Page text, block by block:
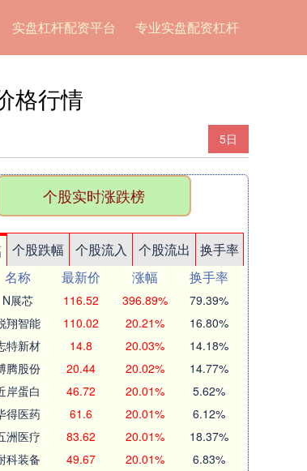
实盘杠杆配资平台 专业实盘配资杠杆
格行情
5日
个股实时涨跌榜
个股跌幅 个股流入 个股流出
换手率
名称 最新价 涨幅
换手率
N展芯 116.52 396.89% 79.39%
翔智能 110.02 20.21% 16.80%
特新材 14.8 20.03% 14.18%
腾股份 20.44 20.02% 14.77%
岸蛋白 46.72 20.01% 5.62%
得医药 61.6 20.01% 6.12%
洲医疗 83.62 20.01% 18.37%
科装备 49.67 20.01% 6.83%